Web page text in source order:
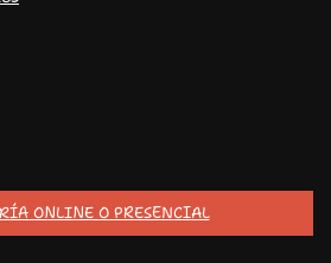
ONLINE O PRESENCIAL